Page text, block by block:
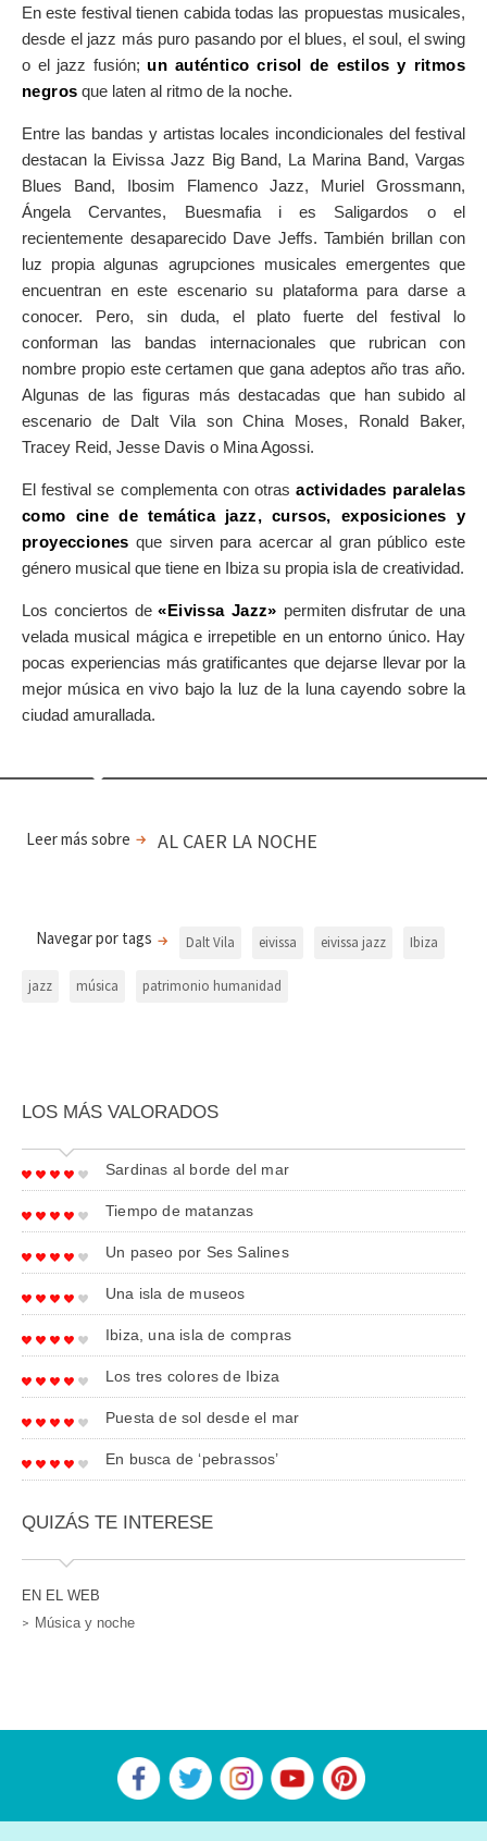
En este festival tienen cabida todas las propuestas musicales,
desde el jazz más puro pasando por el blues, el soul, el swing
o el jazz fusión; un auténtico crisol de estilos y ritmos
negros que laten al ritmo de la noche.
Entre las bandas y artistas locales incondicionales del festival
destacan la Eivissa Jazz Big Band, La Marina Band, Vargas
Blues Band, Ibosim Flamenco Jazz, Muriel Grossmann,
Ángela Cervantes, Buesmafia i es Saligardos o el
recientemente desaparecido Dave Jeffs. También brillan con
luz propia algunas agrupciones musicales emergentes que
encuentran en este escenario su plataforma para darse a
conocer. Pero, sin duda, el plato fuerte del festival lo
conforman las bandas internacionales que rubrican con
nombre propio este certamen que gana adeptos año tras año.
Algunas de las figuras más destacadas que han subido al
escenario de Dalt Vila son China Moses, Ronald Baker,
Tracey Reid, Jesse Davis o Mina Agossi.
El festival se complementa con otrasactividades paralelas
como cine de temática jazz, cursos, exposiciones y
proyecciones que sirven para acercar al gran público este
género musical que tiene en Ibiza su propia isla de creatividad.
Los conciertos de«Eivissa Jazz» permiten disfrutar de una
velada musical mágica e irrepetible en un entorno único. Hay
pocas experiencias más gratificantes que dejarse llevar por la
mejor música en vivo bajo la luz de la luna cayendo sobre la
ciudad amurallada.
Leer más sobre AL CAER LA NOCHE
Navegar por tags Dalt Vila eivissa eivissa jazz Ibiza
jazz música patrimonio humanidad
LOS MÁS VALORADOS
Sardinas al borde del mar
Tiempo de matanzas
Un paseo por Ses Salines
Una isla de museos
Ibiza, una isla de compras
Los tres colores de Ibiza
Puesta de sol desde el mar
En busca de ‘pebrassos’
QUIZÁS TE INTERESE
EN EL WEB
Música y noche